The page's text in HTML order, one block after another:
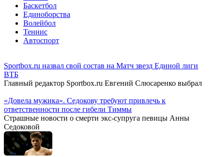
Баскетбол
Единоборства
Волейбол
Теннис
Автоспорт
Sportbox.ru назвал свой состав на Матч звезд Единой лиги
ВТБ
Главный редактор Sportbox.ru Евгений Слюсаренко выбрал
«Довела мужика». Седокову требуют привлечь к
ответственности после гибели Тиммы
Страшные новости о смерти экс-супруга певицы Анны
Седоковой